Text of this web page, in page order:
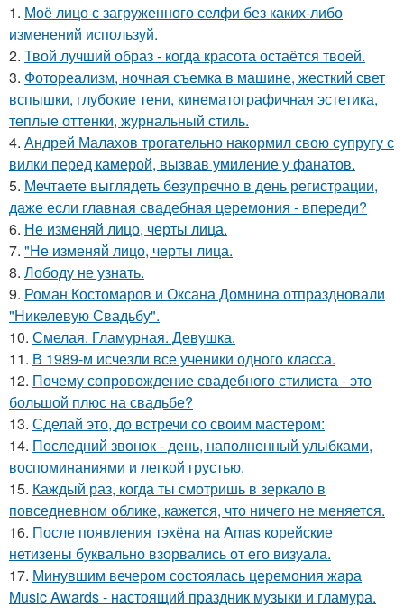
1. Моё лицо с загруженного селфи без каких-либо
изменений используй.
2. Твой лучший образ - когда красота остаётся твоей.
3. Фотореализм, ночная съемка в машине, жесткий свет
вспышки, глубокие тени, кинематографичная эстетика,
теплые оттенки, журнальный стиль.
4. Андрей Малахов трогательно накормил свою супругу с
вилки перед камерой, вызвав умиление у фанатов.
5. Мечтаете выглядеть безупречно в день регистрации,
даже если главная свадебная церемония - впереди?
6. Не изменяй лицо, черты лица.
7. "Не изменяй лицо, черты лица.
8. Лободу не узнать.
9. Роман Костомаров и Оксана Домнина отпраздновали
"Никелевую Свадьбу".
10. Смелая. Гламурная. Девушка.
11. В 1989-м исчезли все ученики одного класса.
12. Почему сопровождение свадебного стилиста - это
большой плюс на свадьбе?
13. Сделай это, до встречи со своим мастером:
14. Последний звонок - день, наполненный улыбками,
воспоминаниями и легкой грустью.
15. Каждый раз, когда ты смотришь в зеркало в
повседневном облике, кажется, что ничего не меняется.
16. После появления тэхёна на Amas корейские
нетизены буквально взорвались от его визуала.
17. Минувшим вечером состоялась церемония жара
Music Awards - настоящий праздник музыки и гламура.